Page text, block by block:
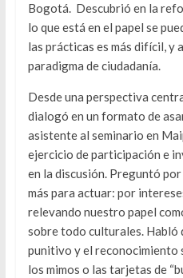
Bogotá. Descubrió en la
lo que está en el papel se
las prácticas es más difícil, y
paradigma de ciudadanía.
Desde una perspectiva
dialogó en un formato de
asistente al seminario en
ejercicio de participación e
en la discusión. Preguntó
más para actuar: por
relevando nuestro papel
sobre todo culturales. Habló
punitivo y el reconocimiento
los mimos o las tarjetas de